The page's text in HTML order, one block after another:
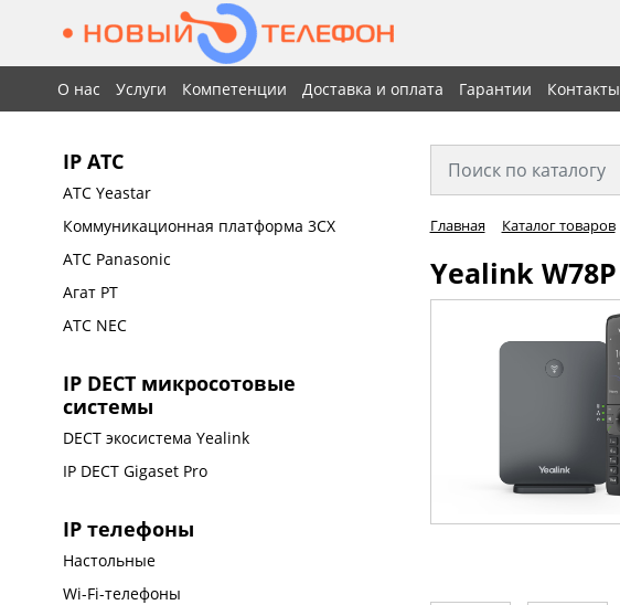
О нас Услуги Компетенции Доставка и оплата Гарантии Контакты
IP АТС
АТС Yeastar
Коммуникационная платформа 3CX
АТС Panasonic
Агат РТ
АТС NEC
IP DECT микросотовые
системы
DECT экосистема Yealink
IP DECT Gigaset Pro
IP телефоны
Настольные
Wi-Fi-телефоны
Главная Каталог товаров
Yealink W78P